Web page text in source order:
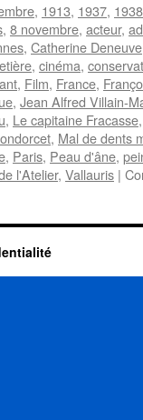
, 1913, 1937, 1938
, 8 novembre, acteur,
, Catherine Deneuve
, cinéma,
, Film, France,
, Jean Alfred Villain-
, Le capitaine Fracasse
, Mal de dents
, Paris, Peau d'âne,
l'Atelier, Vallauris |